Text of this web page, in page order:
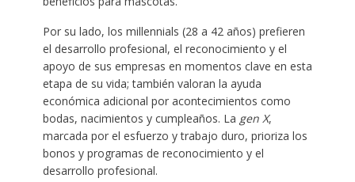
Por su lado, los millennials (28 a 42 años) prefieren
el desarrollo profesional, el reconocimiento y el
apoyo de sus empresas en momentos clave en esta
etapa de su vida; también valoran la ayuda
económica adicional por acontecimientos como
bodas, nacimientos y cumpleaños. La gen X,
marcada por el esfuerzo y trabajo duro, prioriza los
bonos y programas de reconocimiento y el
desarrollo profesional.